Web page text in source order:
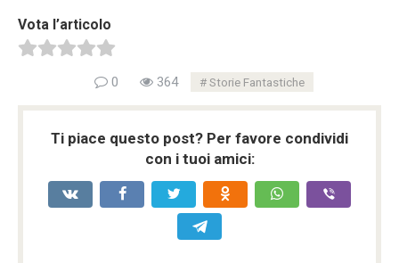
Vota l’articolo
0 364 Storie Fantastiche
Ti piace questo post? Per favore condividi
con i tuoi amici: